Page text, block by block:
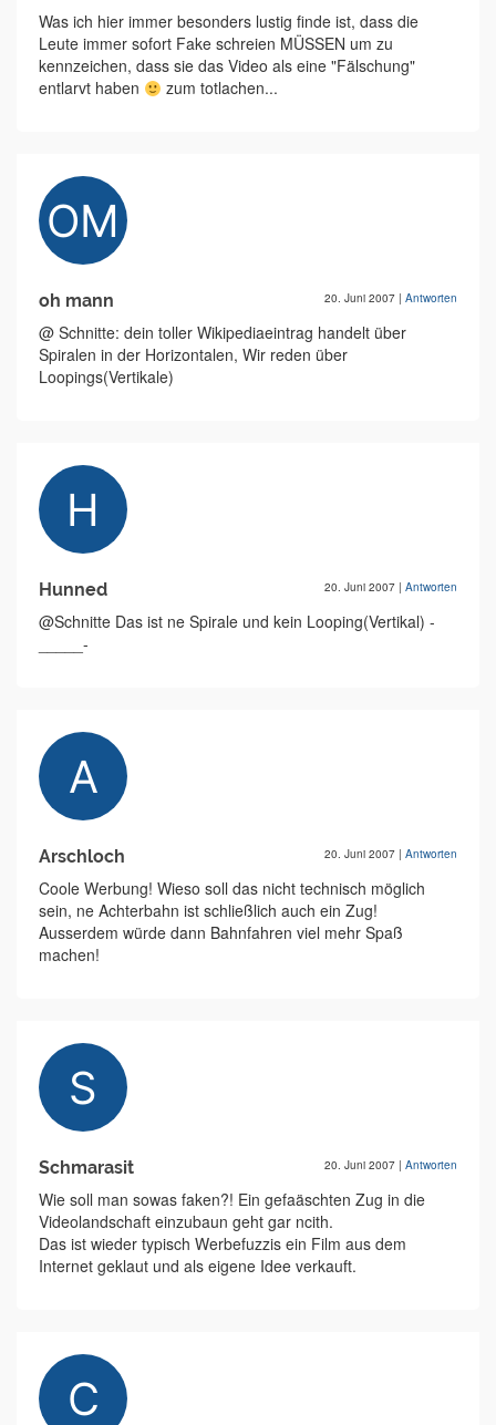
Was ich hier immer besonders lustig finde ist, dass die
Leute immer sofort Fake schreien MÜSSEN um zu
kennzeichen, dass sie das Video als eine "Fälschung"
entlarvt haben
zum totlachen...
oh mann 20. Juni 2007 | Antworten
@ Schnitte: dein toller Wikipediaeintrag handelt über
Spiralen in der Horizontalen, Wir reden über
Loopings(Vertikale)
Hunned 20. Juni 2007 | Antworten
@Schnitte Das ist ne Spirale und kein Looping(Vertikal) -
_____-
Arschloch 20. Juni 2007 | Antworten
Coole Werbung! Wieso soll das nicht technisch möglich
sein, ne Achterbahn ist schließlich auch ein Zug!
Ausserdem würde dann Bahnfahren viel mehr Spaß
machen!
Schmarasit 20. Juni 2007 | Antworten
Wie soll man sowas faken?! Ein gefaäschten Zug in die
Videolandschaft einzubaun geht gar ncith.
Das ist wieder typisch Werbefuzzis ein Film aus dem
Internet geklaut und als eigene Idee verkauft.